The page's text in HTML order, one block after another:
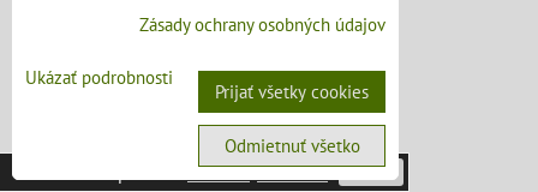
OBJEDNÁVKY
Zásady ochrany osobných údajov
Ukázať podrobnosti
Prijať všetky cookies
Odmietnuť všetko
Táto stránka používa cookies.Viac info Potvrdiť